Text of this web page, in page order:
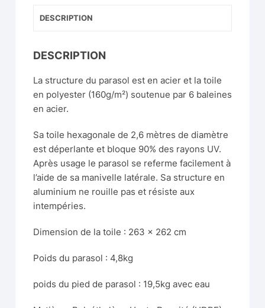
DESCRIPTION
DESCRIPTION
La structure du parasol est en acier et la toile
en polyester (160g/m²) soutenue par 6 baleines
en acier.
Sa toile hexagonale de 2,6 mètres de diamètre
est déperlante et bloque 90% des rayons UV.
Après usage le parasol se referme facilement à
l’aide de sa manivelle latérale. Sa structure en
aluminium ne rouille pas et résiste aux
intempéries.
Dimension de la toile : 263 x 262 cm
Poids du parasol : 4,8kg
poids du pied de parasol : 19,5kg avec eau